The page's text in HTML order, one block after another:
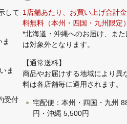
して
ま
受付
1店舗あたり、お買い上げ合計
料無料（本州・四国・九州限定）
*北海道・沖縄へのお届け、ま
は対象外となります。
【通常送料】
商品やお届けする地域により異
料は各店舗毎に適用されます。
宅配便：本州・四国・九州
円・沖縄 5,500円